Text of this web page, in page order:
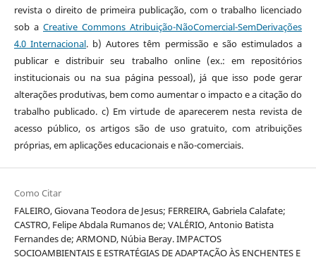
revista o direito de primeira publicação, com o trabalho licenciado
sob a Creative Commons Atribuição-NãoComercial-SemDerivações
4.0 Internacional. b) Autores têm permissão e são estimulados a
publicar e distribuir seu trabalho online (ex.: em repositórios
institucionais ou na sua página pessoal), já que isso pode gerar
alterações produtivas, bem como aumentar o impacto e a citação do
trabalho publicado. c) Em virtude de aparecerem nesta revista de
acesso público, os artigos são de uso gratuito, com atribuições
próprias, em aplicações educacionais e não-comerciais.
Como Citar
FALEIRO, Giovana Teodora de Jesus; FERREIRA, Gabriela Calafate;
CASTRO, Felipe Abdala Rumanos de; VALÉRIO, Antonio Batista
Fernandes de; ARMOND, Núbia Beray. IMPACTOS
SOCIOAMBIENTAIS E ESTRATÉGIAS DE ADAPTAÇÃO ÀS ENCHENTES E